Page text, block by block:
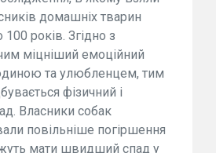
домашніх тварин
років. Згідно з
міцніший емоційний
та улюбленцем, тим
фізичний і
Власники собак
повільніше погіршення
мати швидший спад у